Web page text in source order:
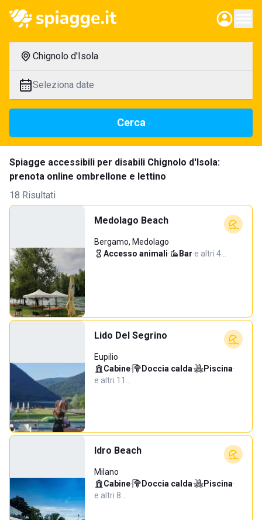
Chignolo d'Isola
Seleziona date
Cerca
Spiagge accessibili per disabili Chignolo d'Isola:
prenota online ombrellone e lettino
18 Risultati
Medolago Beach
Bergamo, Medolago
Accesso animali· Bar·e altri 4…
Lido Del Segrino
Eupilio
Cabine· Doccia calda· Piscina·
e altri 11…
Idro Beach
Milano
Cabine· Doccia calda· Piscina·
e altri 8…